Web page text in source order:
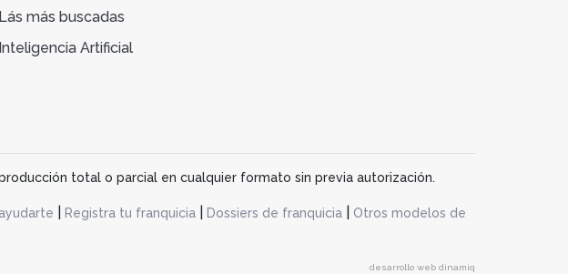
Lás más buscadas
Inteligencia Artificial
total o parcial en cualquier formato sin previa autorización.
Registra tu franquicia| Dossiers de franquicia|
Otros modelos de
desarrollo web dinamiq